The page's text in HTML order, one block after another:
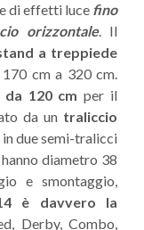
di effetti luce fino
orizzontale. Il
a treppiede
cm a 320 cm.
120 cm per il
da un traliccio
in due semi-tralicci
diametro 38
e smontaggio,
è davvero la
Derby, Combo,